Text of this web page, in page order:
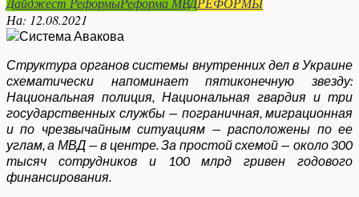
На: 12.08.2021
Структура органов системы внутренних дел в Украине
схематически напоминает пятиконечную звезду:
Национальная полиция, Национальная гвардия и три
государственных службы — пограничная, миграционная
и по чрезвычайным ситуациям — расположены по ее
углам, а МВД — в центре. За простой схемой — около 300
тысяч сотрудников и 100 млрд гривен годового
финансирования.